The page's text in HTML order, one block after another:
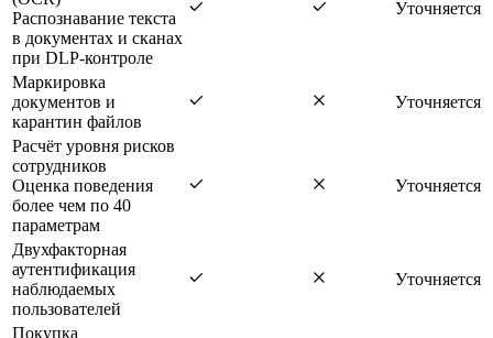
Распознавание текста
в документах и сканах
при DLP-контроле
Уточняется
Маркировка
документов и
карантин файлов
Уточняется
Расчёт уровня рисков
сотрудников
Оценка поведения
более чем по 40
параметрам
Уточняется
Двухфакторная
аутентификация
наблюдаемых
пользователей
Уточняется
Покупка